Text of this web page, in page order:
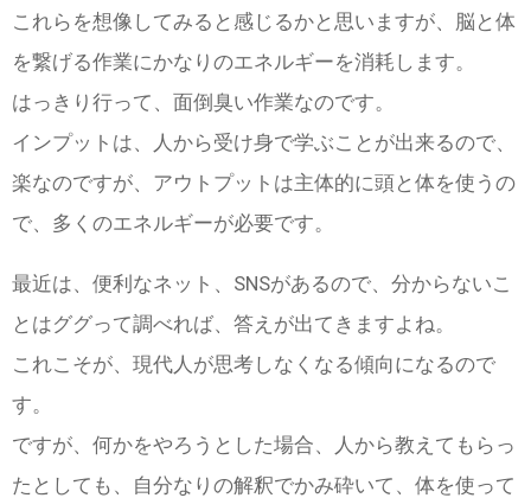
これらを想像してみると感じるかと思いますが、脳と体
を繋げる作業にかなりのエネルギーを消耗します。
はっきり行って、面倒臭い作業なのです。
インプットは、人から受け身で学ぶことが出来るので、
楽なのですが、アウトプットは主体的に頭と体を使うの
で、多くのエネルギーが必要です。
最近は、便利なネット、SNSがあるので、分からないこ
とはググって調べれば、答えが出てきますよね。
これこそが、現代人が思考しなくなる傾向になるので
す。
ですが、何かをやろうとした場合、人から教えてもらっ
たとしても、自分なりの解釈でかみ砕いて、体を使って